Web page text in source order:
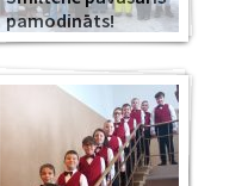
pamodināts!